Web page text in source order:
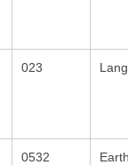
023
0532